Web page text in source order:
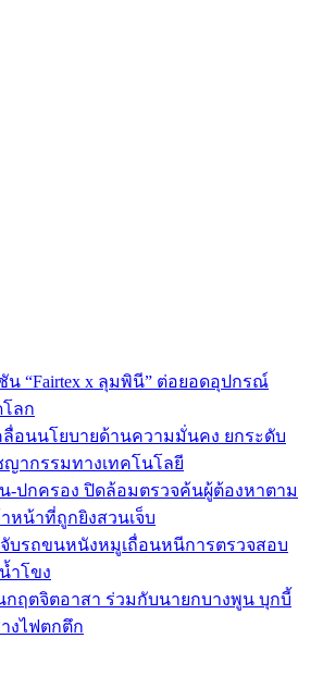
น “Fairtex x ลุมพินี” ต่อยอดอุปกรณ์
ลก
อนนโยบายด้านความมั่นคง ยกระดับ
ากรรมทางเทคโนโลยี
-ปกครอง ปิดล้อมตรวจค้นผู้ต้องหาตาม
หน้าที่ถูกยิงสวนเจ็บ
บรถขนหนังหมูเถื่อนหนีการตรวจสอบ
ำโขง
ฤตจิตอาสา ร่วมกับนายกบางพูน บุกบี้
งไฟตกตึก